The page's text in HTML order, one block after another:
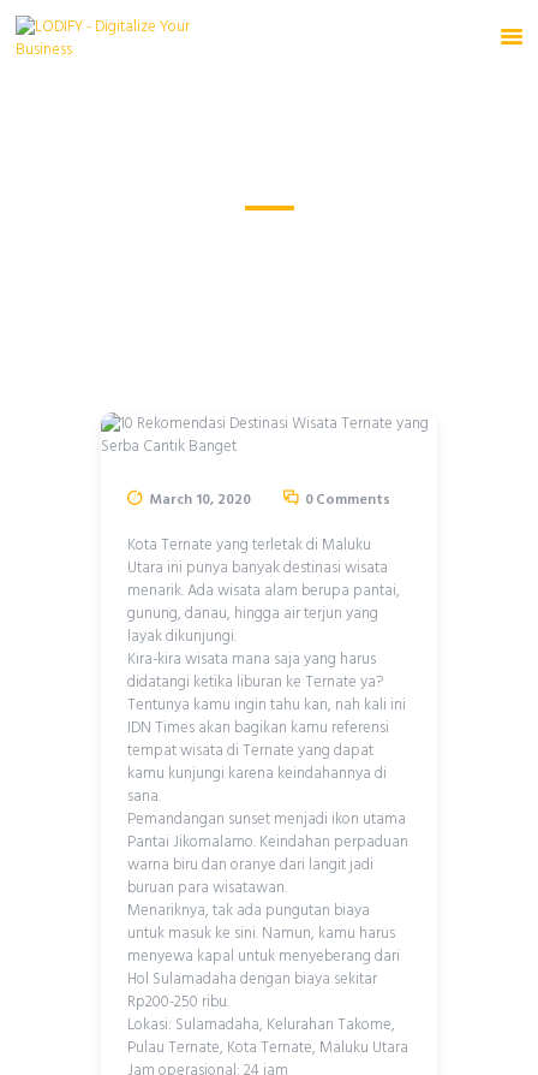
March 10, 2020 0Comments
Kota Ternate yang terletak di Maluku
Utara ini punya banyak destinasi wisata
menarik. Ada wisata alam berupa pantai,
gunung, danau, hingga air terjun yang
layak dikunjungi.
Kira-kira wisata mana saja yang harus
didatangi ketika liburan ke Ternate ya?
Tentunya kamu ingin tahu kan, nah kali ini
IDN Times akan bagikan kamu referensi
tempat wisata di Ternate yang dapat
kamu kunjungi karena keindahannya di
sana.
Pemandangan sunset menjadi ikon utama
Pantai Jikomalamo. Keindahan perpaduan
warna biru dan oranye dari langit jadi
buruan para wisatawan.
Menariknya, tak ada pungutan biaya
untuk masuk ke sini. Namun, kamu harus
menyewa kapal untuk menyeberang dari
Hol Sulamadaha dengan biaya sekitar
Rp200-250 ribu.
Lokasi: Sulamadaha, Kelurahan Takome,
Pulau Ternate, Kota Ternate, Maluku Utara